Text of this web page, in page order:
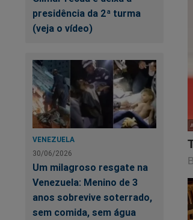
presidência da 2ª turma
(veja o vídeo)
VENEZUELA
30/06/2026
Um milagroso resgate na
Venezuela: Menino de 3
anos sobrevive soterrado,
sem comida, sem água